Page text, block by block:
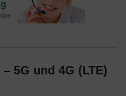
– 5G und 4G (LTE)